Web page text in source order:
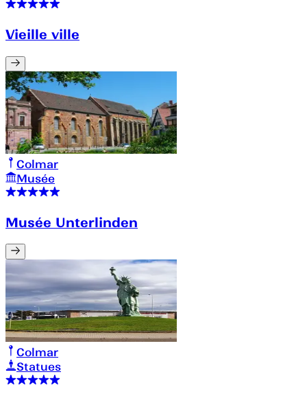
Vieille ville
Colmar
Musée
Musée Unterlinden
Colmar
Statues